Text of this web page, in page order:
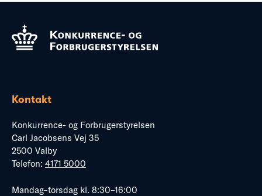
Kontakt
Konkurrence- og Forbrugerstyrelsen
Carl Jacobsens Vej 35
2500 Valby
Telefon: 4171 5000
Mandag–torsdag kl. 8:30–16:00